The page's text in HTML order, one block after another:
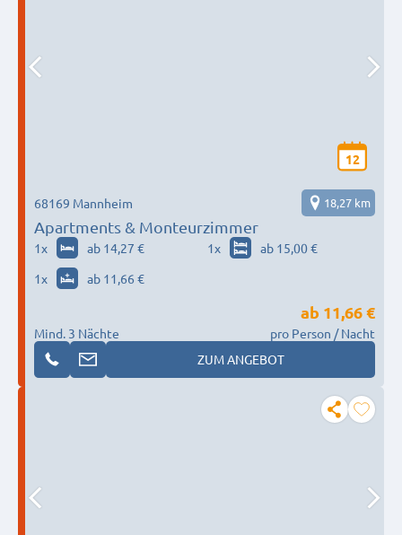
12
Apartments & Monteurzimmer
68169 Mannheim 18,27 km
1x ab 14,27 € 1x
ab 15,00 €
1x ab 11,66 €
Mind. 3 Nächte
ab 11,66 €
pro Person / Nacht
ZUM ANGEBOT